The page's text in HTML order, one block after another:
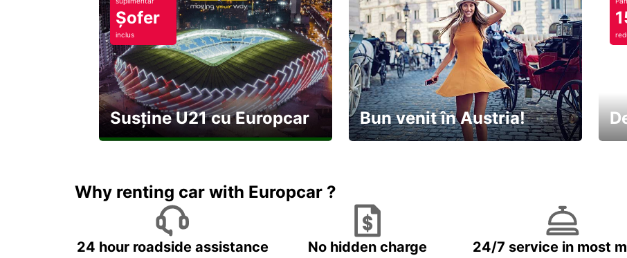
Șofer
inclus
Susține U21 cu Europcar Bun venit în Austria!
Why renting car with Europcar ?
24 hour roadside assistance No hidden charge
24/7 service in most